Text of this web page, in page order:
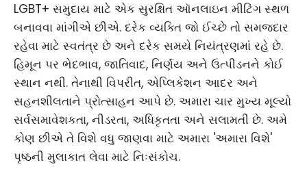
LGBT+ સમુદાય માટે એક સુરક્ષિત ઑનલાઇન મીટિંગ સ્થળ
બનાવવા માંગીએ છીએ. દરેક વ્યક્તિ જો ઈચ્છે તો સમજદાર
રહેવા માટે સ્વતંત્ર છે અને દરેક સમયે નિયંત્રણમાં રહે છે.
હિમૂન પર ભેદભાવ, જાતિવાદ, નિર્ણય અને ઉત્પીડનને કોઈ
સ્થાન નથી. તેનાથી વિપરીત, એપ્લિકેશન આદર અને
સહનશીલતાને પ્રોત્સાહન આપે છે. અમારા ચાર મુખ્ય મૂલ્યો
સર્વસમાવેશકતા, નીડરતા, અધિકૃતતા અને સલામતી છે. અમે
કોણ છીએ તે વિશે વધુ જાણવા માટે અમારા 'અમારા વિશે'
પૃષ્ઠની મુલાકાત લેવા માટે નિઃસંકોચ.